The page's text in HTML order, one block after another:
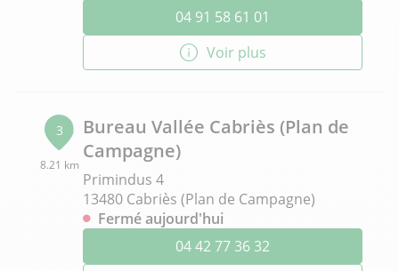
04 91 58 61 01
Voir plus
3
8.21 km
Bureau Vallée Cabriès (Plan de
Campagne)
Primindus 4
13480 Cabriès (Plan de Campagne)
Fermé aujourd'hui
04 42 77 36 32